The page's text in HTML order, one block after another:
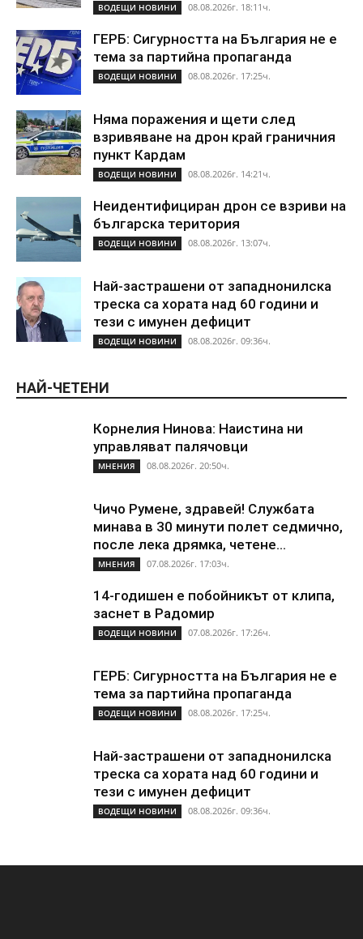
ВОДЕЩИ НОВИНИ 08.08.2026г. 18:11ч.
ГЕРБ: Сигурността на България не е
тема за партийна пропаганда
ВОДЕЩИ НОВИНИ 08.08.2026г. 17:25ч.
Няма поражения и щети след
взривяване на дрон край граничния
пункт Кардам
ВОДЕЩИ НОВИНИ 08.08.2026г. 14:21ч.
Неидентифициран дрон се взриви на
българска територия
ВОДЕЩИ НОВИНИ 08.08.2026г. 13:07ч.
Най-застрашени от западнонилска
треска са хората над 60 години и
тези с имунен дефицит
ВОДЕЩИ НОВИНИ 08.08.2026г. 09:36ч.
НАЙ-ЧЕТЕНИ
Корнелия Нинова: Наистина ни
управляват палячовци
МНЕНИЯ 08.08.2026г. 20:50ч.
Чичо Румене, здравей! Службата
минава в 30 минути полет седмично,
после лека дрямка, четене...
МНЕНИЯ 07.08.2026г. 17:03ч.
14-годишен е побойникът от клипа,
заснет в Радомир
ВОДЕЩИ НОВИНИ 07.08.2026г. 17:26ч.
ГЕРБ: Сигурността на България не е
тема за партийна пропаганда
ВОДЕЩИ НОВИНИ 08.08.2026г. 17:25ч.
Най-застрашени от западнонилска
треска са хората над 60 години и
тези с имунен дефицит
ВОДЕЩИ НОВИНИ 08.08.2026г. 09:36ч.